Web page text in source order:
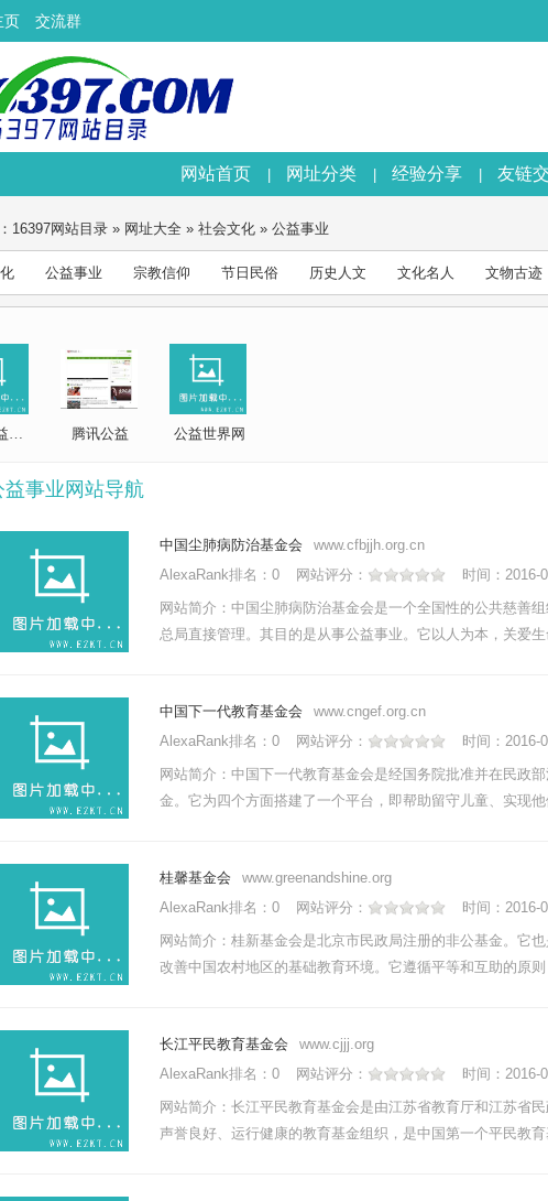
页 交流群
网站首页 | 网址分类 | 经验分享 | 友链
16397网站目录 » 网址大全 » 社会文化 » 公益事业
公益事业 宗教信仰 节日民俗 历史人文 文化名人 文物古迹
中国公益在线 腾讯公益 公益世界网
益事业网站导航
中国尘肺病防治基金会
www.cfbjjh.org.cn
AlexaRank排名： 0 网站评分： 时间： 2016-
网站简介：中国尘肺病防治基金会是一个全国性的公共慈善
总局直接管理。其目的是从事公益事业。它以人为本，关爱
中国下一代教育基金会
www.cngef.org.cn
AlexaRank排名： 0 网站评分： 时间： 2016-
网站简介：中国下一代教育基金会是经国务院批准并在民政
金。它为四个方面搭建了一个平台，即帮助留守儿童、实现
桂馨基金会
www.greenandshine.org
AlexaRank排名： 0 网站评分： 时间： 2016-
网站简介：桂新基金会是北京市民政局注册的非公基金。它
改善中国农村地区的基础教育环境。它遵循平等和互助的原
长江平民教育基金会
www.cjjj.org
AlexaRank排名： 0 网站评分： 时间： 2016-
网站简介：长江平民教育基金会是由江苏省教育厅和江苏省
声誉良好、运行健康的教育基金组织，是中国第一个平民教